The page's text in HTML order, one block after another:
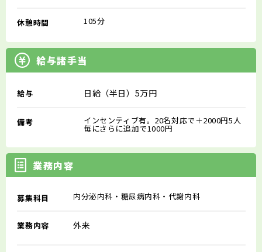
休憩時間 105分
給与諸手当
給与 日給（半日）5万円
備考 インセンティブ有。20名対応で＋2000円5人
毎にさらに追加で1000円
業務内容
募集科目 内分泌内科・糖尿病内科・代謝内科
業務内容 外来